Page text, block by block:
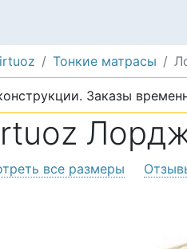
Тонкие матрасы
Заказы
все размеры